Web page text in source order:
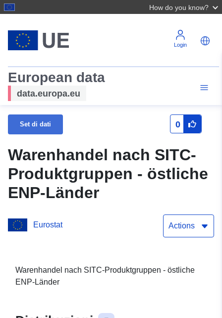
How do you know?
Login
European data
data.europa.eu
Set di dati 0
Warenhandel nach SITC-
Produktgruppen - östliche
ENP-Länder
Eurostat Actions
Warenhandel nach SITC-Produktgruppen - östliche
ENP-Länder